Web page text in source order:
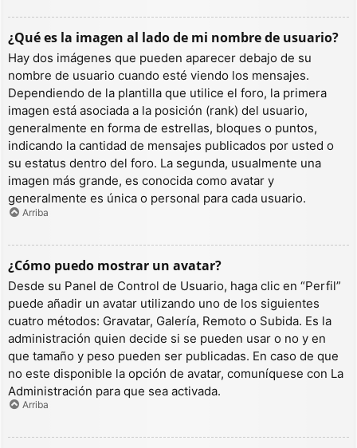
¿Qué es la imagen al lado de mi nombre de usuario?
Hay dos imágenes que pueden aparecer debajo de su
nombre de usuario cuando esté viendo los mensajes.
Dependiendo de la plantilla que utilice el foro, la primera
imagen está asociada a la posición (rank) del usuario,
generalmente en forma de estrellas, bloques o puntos,
indicando la cantidad de mensajes publicados por usted o
su estatus dentro del foro. La segunda, usualmente una
imagen más grande, es conocida como avatar y
generalmente es única o personal para cada usuario.
Arriba
¿Cómo puedo mostrar un avatar?
Desde su Panel de Control de Usuario, haga clic en “Perfil”
puede añadir un avatar utilizando uno de los siguientes
cuatro métodos: Gravatar, Galería, Remoto o Subida. Es la
administración quien decide si se pueden usar o no y en
que tamaño y peso pueden ser publicadas. En caso de que
no este disponible la opción de avatar, comuníquese con La
Administración para que sea activada.
Arriba